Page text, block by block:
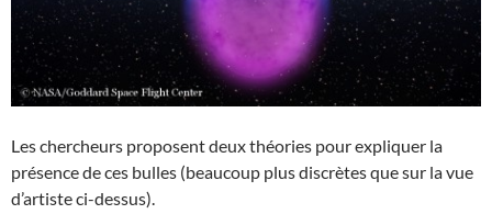
Les chercheurs proposent deux théories pour expliquer la
présence de ces bulles (beaucoup plus discrètes que sur la vue
d’artiste ci-dessus).